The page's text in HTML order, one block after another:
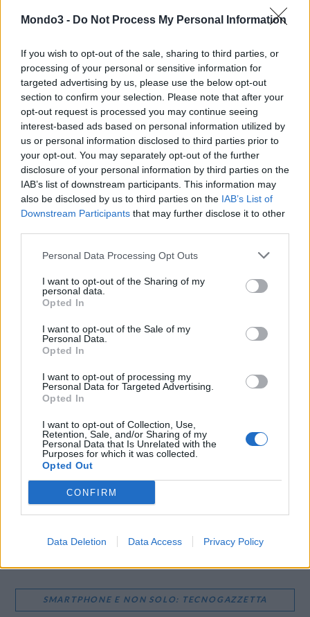
Mondo3 - Do Not Process My Personal Information
If you wish to opt-out of the sale, sharing to third parties, or
processing of your personal or sensitive information for
targeted advertising by us, please use the below opt-out
section to confirm your selection. Please note that after your
opt-out request is processed you may continue seeing
interest-based ads based on personal information utilized by
us or personal information disclosed to third parties prior to
your opt-out. You may separately opt-out of the further
disclosure of your personal information by third parties on the
IAB’s list of downstream participants. This information may
also be disclosed by us to third parties on the IAB’s List of
Downstream Participants that may further disclose it to other
Personal Data Processing Opt Outs
I want to opt-out of the Sharing of my
personal data.
Opted In
I want to opt-out of the Sale of my
Personal Data.
Opted In
I want to opt-out of processing my
Personal Data for Targeted Advertising.
Opted In
I want to opt-out of Collection, Use,
Retention, Sale, and/or Sharing of my
Personal Data that Is Unrelated with the
Purposes for which it was collected.
Opted Out
CONFIRM
Data Deletion Data Access Privacy Policy
LA SALVAGUARDIA DEI LIVELLI OCCUPAZIONALI, SLC CGIL‐
FISTEL CISL‐UILCOM UIL PROCLAMANOSCIOPERO PER
FEBBRAIO 2017.
CS
Photo 30110 Helmond callcenter Rabobank int 06 (Kerkstr) 2009
–Ben Kraan Architecten BNA
www.benkraan.nl
CONDIVIDI QUESTO ARTICOLO:
E-mail LinkedIn Facebook
WhatsApp
LE MIGLIORI OFFERTE AMAZON
SMARTPHONE E NON SOLO: TECNOGAZZETTA